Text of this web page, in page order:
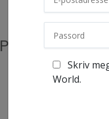
På dette
Hva et
Opprinnelsen
Skriv
World.